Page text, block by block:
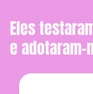
Eles
e adotaram-